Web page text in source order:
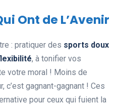
Ont de L’Avenir
: pratiquer des sports doux
, à tonifier vos
votre moral ! Moins de
c’est gagnant-gagnant ! Ces
pour ceux qui fuient la